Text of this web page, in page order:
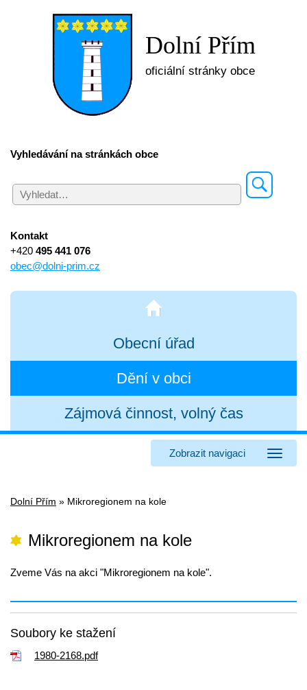
Dolní Přím
oficiální stránky obce
Vyhledávání na stránkách obce
Kontakt
+420 495 441 076
obec@dolni-prim.cz
Obecní úřad
Dění v obci
Zájmová činnost, volný čas
Zobrazit navigaci
Dolní Přím » Mikroregionem na kole
Mikroregionem na kole
Zveme Vás na akci "Mikroregionem na kole".
Soubory ke stažení
1980-2168.pdf